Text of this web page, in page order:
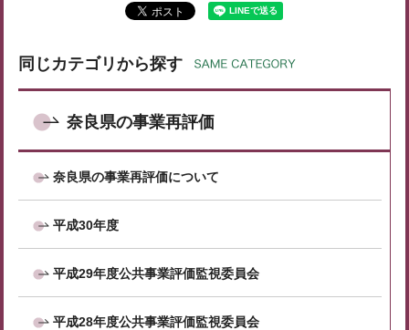
同じカテゴリから探す
奈良県の事業再評価
奈良県の事業再評価について
平成30年度
平成29年度公共事業評価監視委員会
平成28年度公共事業評価監視委員会